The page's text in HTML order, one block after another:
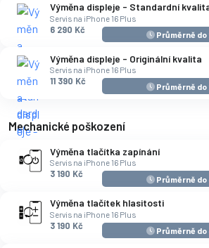
Výměna displeje - Standardní
Servis na iPhone 16 Plus
6 290 Kč
Průměrně do
Výměna displeje - Originální kvalita
Servis na iPhone 16 Plus
11 390 Kč
Průměrně do
Mechanické poškození
Výměna tlačítka zapínání
Servis na iPhone 16 Plus
3 190 Kč
Průměrně do
Výměna tlačítek hlasitosti
Servis na iPhone 16 Plus
3 190 Kč
Průměrně do